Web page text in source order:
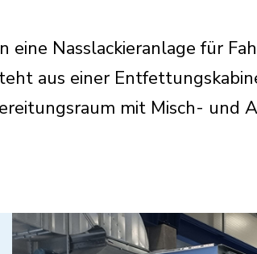
eine Nasslackieranlage für
aus einer
mit Misch- und